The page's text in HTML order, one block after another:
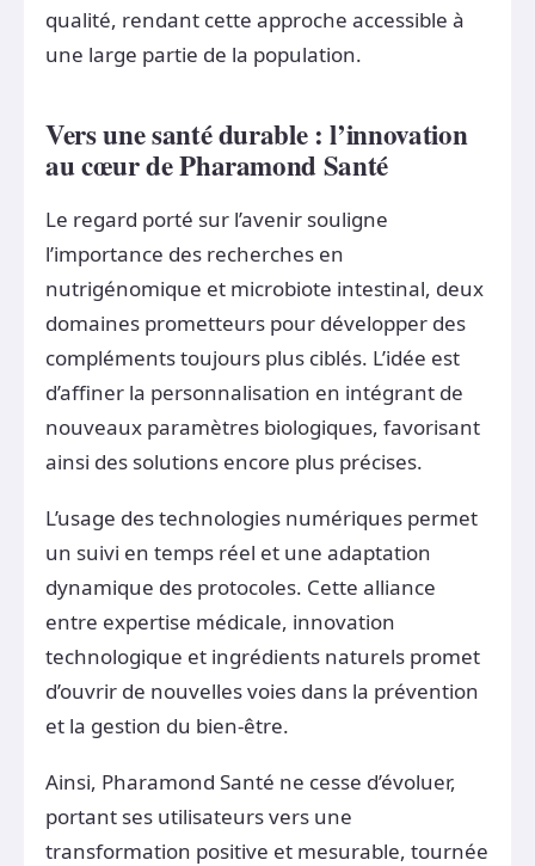
qualité, rendant cette approche accessible à
une large partie de la population.
Vers une santé durable : l’innovation
au cœur de Pharamond Santé
Le regard porté sur l’avenir souligne
l’importance des recherches en
nutrigénomique et microbiote intestinal, deux
domaines prometteurs pour développer des
compléments toujours plus ciblés. L’idée est
d’affiner la personnalisation en intégrant de
nouveaux paramètres biologiques, favorisant
ainsi des solutions encore plus précises.
L’usage des technologies numériques permet
un suivi en temps réel et une adaptation
dynamique des protocoles. Cette alliance
entre expertise médicale, innovation
technologique et ingrédients naturels promet
d’ouvrir de nouvelles voies dans la prévention
et la gestion du bien-être.
Ainsi, Pharamond Santé ne cesse d’évoluer,
portant ses utilisateurs vers une
transformation positive et mesurable, tournée